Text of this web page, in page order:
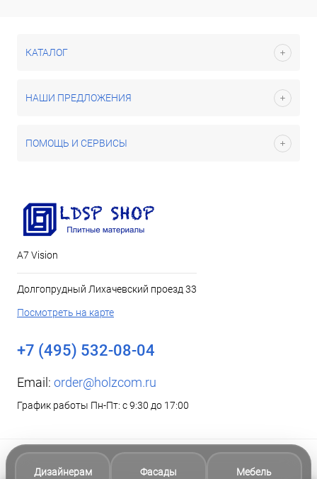
КАТАЛОГ
НАШИ ПРЕДЛОЖЕНИЯ
ПОМОЩЬ И СЕРВИСЫ
А7 Vision
Долгопрудный Лихачевский проезд 33
Посмотреть на карте
+7 (495) 532-08-04
Email: order@holzcom.ru
График работы Пн-Пт: с 9:30 до 17:00
Дизайнерам Фасады Мебель